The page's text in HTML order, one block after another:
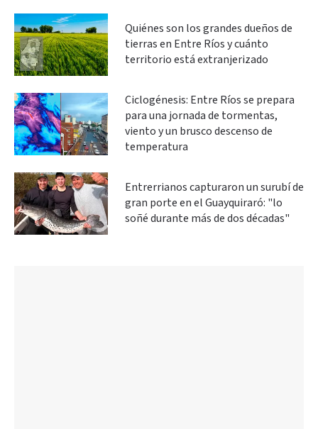
Quiénes son los grandes dueños de
tierras en Entre Ríos y cuánto
territorio está extranjerizado
Ciclogénesis: Entre Ríos se prepara
para una jornada de tormentas,
viento y un brusco descenso de
temperatura
Entrerrianos capturaron un surubí de
gran porte en el Guayquiraró: "lo
soñé durante más de dos décadas"